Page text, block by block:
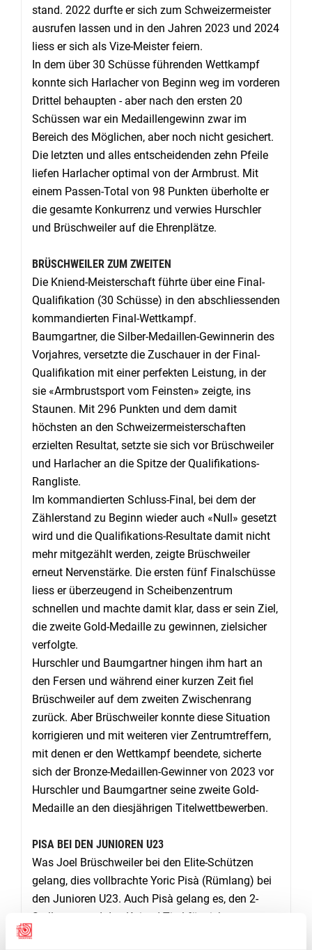
stand. 2022 durfte er sich zum Schweizermeister
ausrufen lassen und in den Jahren 2023 und 2024
liess er sich als Vize-Meister feiern.
In dem über 30 Schüsse führenden Wettkampf
konnte sich Harlacher von Beginn weg im vorderen
Drittel behaupten - aber nach den ersten 20
Schüssen war ein Medaillengewinn zwar im
Bereich des Möglichen, aber noch nicht gesichert.
Die letzten und alles entscheidenden zehn Pfeile
liefen Harlacher optimal von der Armbrust. Mit
einem Passen-Total von 98 Punkten überholte er
die gesamte Konkurrenz und verwies Hurschler
und Brüschweiler auf die Ehrenplätze.
BRÜSCHWEILER ZUM ZWEITEN
Die Kniend-Meisterschaft führte über eine Final-
Qualifikation (30 Schüsse) in den abschliessenden
kommandierten Final-Wettkampf.
Baumgartner, die Silber-Medaillen-Gewinnerin des
Vorjahres, versetzte die Zuschauer in der Final-
Qualifikation mit einer perfekten Leistung, in der
sie «Armbrustsport vom Feinsten» zeigte, ins
Staunen. Mit 296 Punkten und dem damit
höchsten an den Schweizermeisterschaften
erzielten Resultat, setzte sie sich vor Brüschweiler
und Harlacher an die Spitze der Qualifikations-
Rangliste.
Im kommandierten Schluss-Final, bei dem der
Zählerstand zu Beginn wieder auch «Null» gesetzt
wird und die Qualifikations-Resultate damit nicht
mehr mitgezählt werden, zeigte Brüschweiler
erneut Nervenstärke. Die ersten fünf Finalschüsse
liess er überzeugend in Scheibenzentrum
schnellen und machte damit klar, dass er sein Ziel,
die zweite Gold-Medaille zu gewinnen, zielsicher
verfolgte.
Hurschler und Baumgartner hingen ihm hart an
den Fersen und während einer kurzen Zeit fiel
Brüschweiler auf dem zweiten Zwischenrang
zurück. Aber Brüschweiler konnte diese Situation
korrigieren und mit weiteren vier Zentrumtreffern,
mit denen er den Wettkampf beendete, sicherte
sich der Bronze-Medaillen-Gewinner von 2023 vor
Hurschler und Baumgartner seine zweite Gold-
Medaille an den diesjährigen Titelwettbewerben.
PISA BEI DEN JUNIOREN U23
Was Joel Brüschweiler bei den Elite-Schützen
gelang, dies vollbrachte Yoric Pisà (Rümlang) bei
den Junioren U23. Auch Pisà gelang es, den 2-
Stellungs- und den Kniend-Titel für sich zu